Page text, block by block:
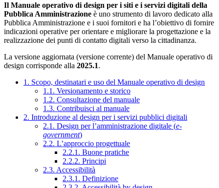
Il Manuale operativo di design per i siti e i servizi digitali della
Pubblica Amministrazione è uno strumento di lavoro dedicato alla
Pubblica Amministrazione e i suoi fornitori e ha l’obiettivo di fornire
indicazioni operative per orientare e migliorare la progettazione e la
realizzazione dei punti di contatto digitali verso la cittadinanza.
La versione aggiornata (versione corrente) del Manuale operativo di
design corrisponde alla 2025.1.
1. Scopo, destinatari e uso del Manuale operativo di design
1.1. Versionamento e storico
1.2. Consultazione del manuale
1.3. Contribuisci al manuale
2. Introduzione al design per i servizi pubblici digitali
2.1. Design per l’amministrazione digitale (e-
government)
2.2. L’approccio progettuale
2.2.1. Buone pratiche
2.2.2. Principi
2.3. Accessibilità
2.3.1. Definizione